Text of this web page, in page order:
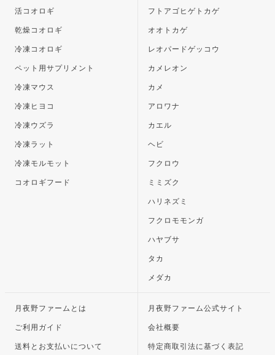
活コオロギ
乾燥コオロギ
冷凍コオロギ
ペット用サプリメント
冷凍マウス
冷凍ヒヨコ
冷凍ウズラ
冷凍ラット
冷凍モルモット
コオロギフード
フトアゴヒゲトカゲ
オオトカゲ
レオパードゲッコウ
カメレオン
カメ
アロワナ
カエル
ヘビ
フクロウ
ミミズク
ハリネズミ
フクロモモンガ
ハヤブサ
タカ
メダカ
月夜野ファームとは
ご利用ガイド
送料とお支払いについて
月夜野ファーム公式サイト
会社概要
特定商取引法に基づく表記